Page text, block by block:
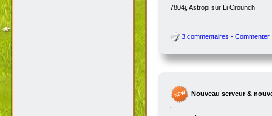
7804j, Astropi sur Li Crounch
3 commentaires - Commenter
Nouveau serveur &